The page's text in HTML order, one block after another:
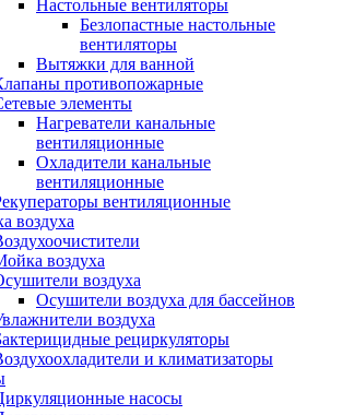
Настольные вентиляторы
Безлопастные настольные
вентиляторы
Вытяжки для ванной
противопожарные
элементы
Нагреватели канальные
вентиляционные
Охладители канальные
вентиляционные
вентиляционные
воздуха
воздуха
воздуха
Осушители воздуха для бассейнов
воздуха
рециркуляторы
и климатизаторы
насосы